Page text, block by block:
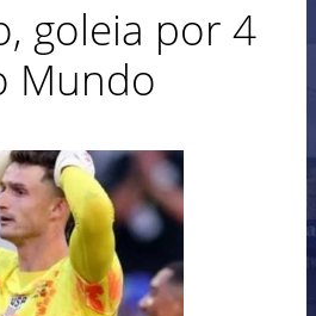
goleia por 4
Mundo